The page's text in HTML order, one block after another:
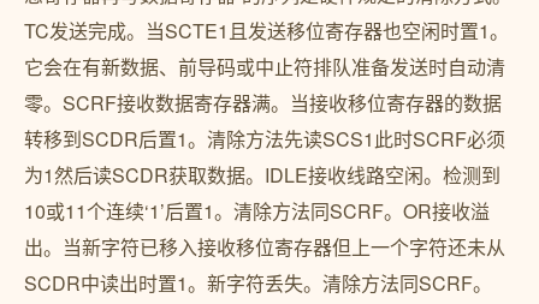
TC发送完成。当SCTE1且发送移位寄存器也空闲时置1。
它会在有新数据、前导码或中止符排队准备发送时自动清
零。SCRF接收数据寄存器满。当接收移位寄存器的数据
转移到SCDR后置1。清除方法先读SCS1此时SCRF必须
为1然后读SCDR获取数据。IDLE接收线路空闲。检测到
10或11个连续‘1’后置1。清除方法同SCRF。OR接收溢
出。当新字符已移入接收移位寄存器但上一个字符还未从
SCDR中读出时置1。新字符丢失。清除方法同SCRF。